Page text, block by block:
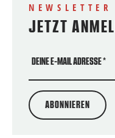
JETZT
DEINE E-MAIL ADRESSE*
ABONNIEREN